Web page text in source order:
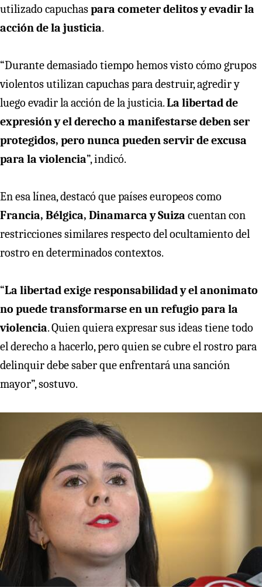
utilizado capuchaspara cometer delitos y evadir la
acción de la justicia.
“Durante demasiado tiempo hemos visto cómo grupos
violentos utilizan capuchas para destruir, agredir y
luego evadir la acción de la justicia.La libertad de
expresión y el derecho a manifestarse deben ser
protegidos, pero nunca pueden servir de excusa
para la violencia”, indicó.
En esa línea, destacó que países europeos como
Francia, Bélgica, Dinamarca y Suiza cuentan con
restricciones similares respecto del ocultamiento del
rostro en determinados contextos.
“La libertad exige responsabilidad y el anonimato
no puede transformarse en un refugio para la
violencia. Quien quiera expresar sus ideas tiene todo
el derecho a hacerlo, pero quien se cubre el rostro para
delinquir debe saber que enfrentará una sanción
mayor”, sostuvo.